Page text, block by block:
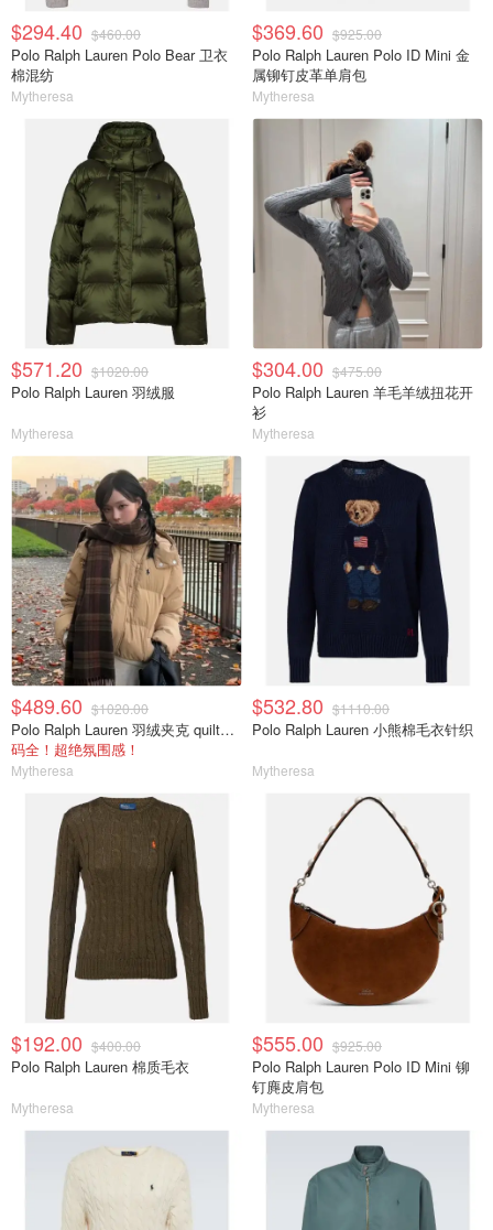
$294.40 $460.00
Polo Ralph Lauren Polo Bear 卫衣
棉混纺
Mytheresa
$369.60 $925.00
Polo Ralph Lauren Polo ID Mini 金
属铆钉皮革单肩包
Mytheresa
$571.20 $1020.00
Polo Ralph Lauren 羽绒服
Mytheresa
$304.00 $475.00
Polo Ralph Lauren 羊毛羊绒扭花开
衫
Mytheresa
$489.60 $1020.00
Polo Ralph Lauren 羽绒夹克 quilted款
码全！超绝氛围感！
Mytheresa
$532.80 $1110.00
Polo Ralph Lauren 小熊棉毛衣针织
Mytheresa
$192.00 $400.00
Polo Ralph Lauren 棉质毛衣
Mytheresa
$555.00 $925.00
Polo Ralph Lauren Polo ID Mini 铆
钉麂皮肩包
Mytheresa